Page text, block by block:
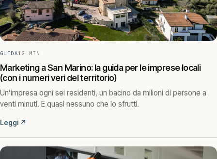
GUIDA12 MIN
Marketing a San Marino: la guida per le imprese locali
(con i numeri veri del territorio)
Un’impresa ogni sei residenti, un bacino da milioni di persone a
venti minuti. E quasi nessuno che lo sfrutti.
Leggi ↗